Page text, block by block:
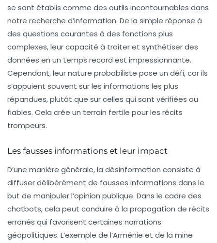
se sont établis comme des outils incontournables dans
notre recherche d’information. De la simple réponse à
des questions courantes à des fonctions plus
complexes, leur capacité à traiter et synthétiser des
données en un temps record est impressionnante.
Cependant, leur nature probabiliste pose un défi, car ils
s’appuient souvent sur les informations les plus
répandues, plutôt que sur celles qui sont vérifiées ou
fiables. Cela crée un terrain fertile pour les récits
trompeurs.
Les fausses informations et leur impact
D’une manière générale, la désinformation consiste à
diffuser délibérément de fausses informations dans le
but de manipuler l’opinion publique. Dans le cadre des
chatbots, cela peut conduire à la propagation de récits
erronés qui favorisent certaines narrations
géopolitiques. L’exemple de l’Arménie et de la mine